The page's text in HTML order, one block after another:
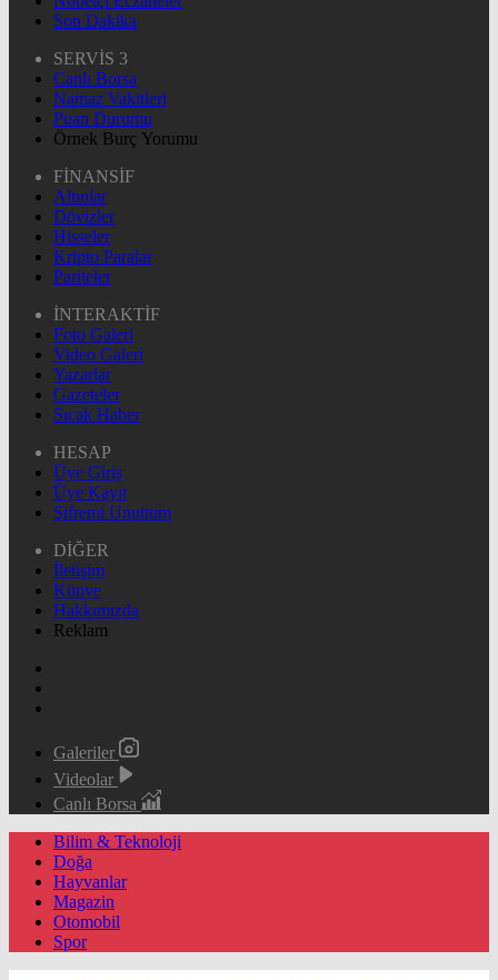
Son Dakika
SERVİS 3
Canlı Borsa
Namaz Vakitleri
Puan Durumu
Örnek Burç Yorumu
FİNANSİF
Altınlar
Dövizler
Hisseler
Kripto Paralar
Pariteler
İNTERAKTİF
Foto Galeri
Video Galeri
Yazarlar
Gazeteler
Sıcak Haber
HESAP
Üye Giriş
Üye Kayıt
Şifremi Unuttum
DİĞER
İletişim
Künye
Hakkımızda
Reklam
Galeriler
Videolar
Canlı Borsa
Bilim & Teknoloji
Doğa
Hayvanlar
Magazin
Otomobil
Spor